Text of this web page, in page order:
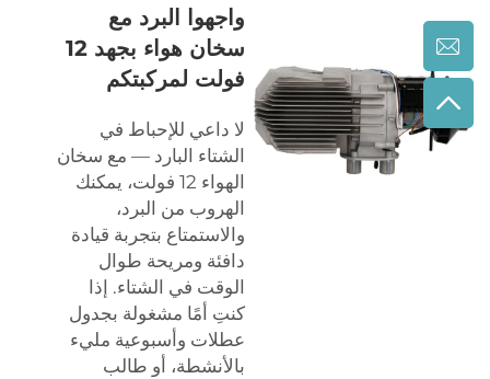
واجهوا البرد مع
سخان هواء بجهد 12
فولت لمركبتكم
لا داعي للإحباط في
الشتاء البارد — مع سخان
الهواء 12 فولت، يمكنك
الهروب من البرد،
والاستمتاع بتجربة قيادة
دافئة ومريحة طوال
الوقت في الشتاء. إذا
كنتِ أمًا مشغولة بجدول
عطلات وأسبوعية مليء
بالأنشطة، أو طالب